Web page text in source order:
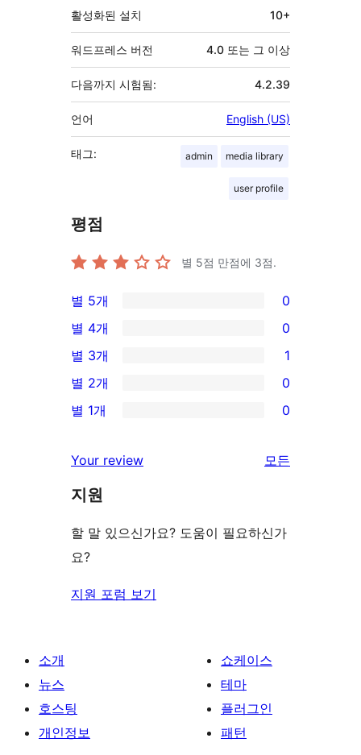
활성화된 설치 10+
워드프레스 버전 4.0 또는 그 이상
다음까지 시험됨: 4.2.39
언어 English (US)
태그: admin media library
user profile
평점
별 5점 만점에 3점.
0/5-
별
점
후
기
별 5개 0
0/4-
별
점
후
별 4개 0
1/3-
별
점
기
별 3개 1
0/2-
별
후
기
별 2개 0
0/1-
점
후
별 1개 0
Your review 모든
지원
할 말 있으신가요? 도움이 필요하신가
요?
지원 포럼 보기
소개
뉴스
호스팅
개인정보
쇼케이스
테마
플러그인
패턴